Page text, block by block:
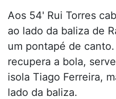
Aos 54' Rui Torres
ao lado da baliza de
um pontapé de
recupera a bola,
isola Tiago Ferreira,
lado da baliza.